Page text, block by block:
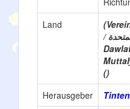
Land
/ دولة الإمارات العربية المتحدة -
()
Herausgeber